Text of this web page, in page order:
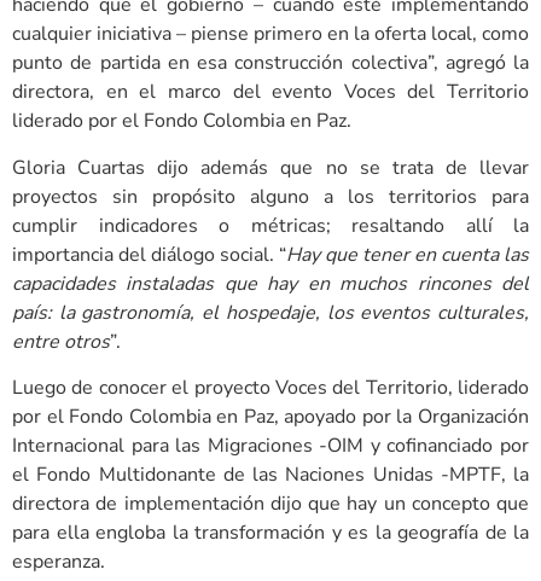
cualquier iniciativa – piense primero en la oferta local, como
punto de partida en esa construcción colectiva”, agregó la
directora, en el marco del evento Voces del Territorio
liderado por el Fondo Colombia en Paz.
Gloria Cuartas dijo además que no se trata de llevar
proyectos sin propósito alguno a los territorios para
cumplir indicadores o métricas; resaltando allí la
importancia del diálogo social. “Hay que tener en cuenta las
capacidades instaladas que hay en muchos rincones del
país: la gastronomía, el hospedaje, los eventos culturales,
entre otros”.
Luego de conocer el proyecto Voces del Territorio, liderado
por el Fondo Colombia en Paz, apoyado por la Organización
Internacional para las Migraciones -OIM y cofinanciado por
el Fondo Multidonante de las Naciones Unidas -MPTF, la
directora de implementación dijo que hay un concepto que
para ella engloba la transformación y es la geografía de la
esperanza.